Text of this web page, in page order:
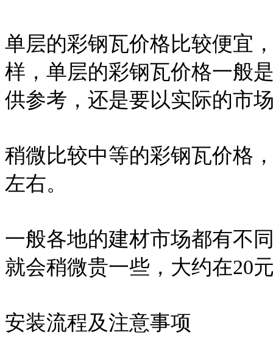
单层的彩钢瓦价格比较便宜
样，单层的彩钢瓦价格一般
供参考，还是要以实际的市
稍微比较中等的彩钢瓦价格
左右。
一般各地的建材市场都有不
就会稍微贵一些，大约在20
安装流程及注意事项